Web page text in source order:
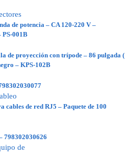
de potencia – CA 120-220 V –
PS-001B
de proyección con trípode – 86 pulgada (
– KPS-102B
cables de red RJ5 – Paquete de 100
798302030626